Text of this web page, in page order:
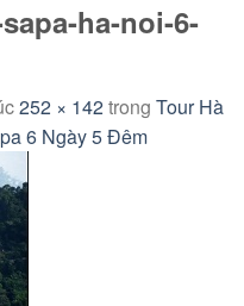
ha-noi-6-
252 × 142trong Tour Hà
6 Ngày 5 Đêm